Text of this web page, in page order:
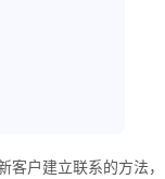
户建立联系的方法，